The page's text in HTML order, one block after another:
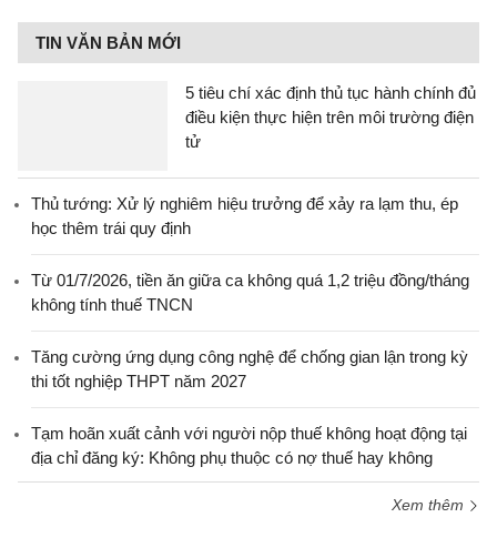
TIN VĂN BẢN MỚI
5 tiêu chí xác định thủ tục hành chính đủ
điều kiện thực hiện trên môi trường điện
tử
Thủ tướng: Xử lý nghiêm hiệu trưởng để xảy ra lạm thu, ép
học thêm trái quy định
Từ 01/7/2026, tiền ăn giữa ca không quá 1,2 triệu đồng/tháng
không tính thuế TNCN
Tăng cường ứng dụng công nghệ để chống gian lận trong kỳ
thi tốt nghiệp THPT năm 2027
Tạm hoãn xuất cảnh với người nộp thuế không hoạt động tại
địa chỉ đăng ký: Không phụ thuộc có nợ thuế hay không
Xem thêm